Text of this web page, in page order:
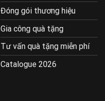
Đóng gói thương hiệu
Gia công quà tặng
Tư vấn quà tặng miễn phí
Catalogue 2026